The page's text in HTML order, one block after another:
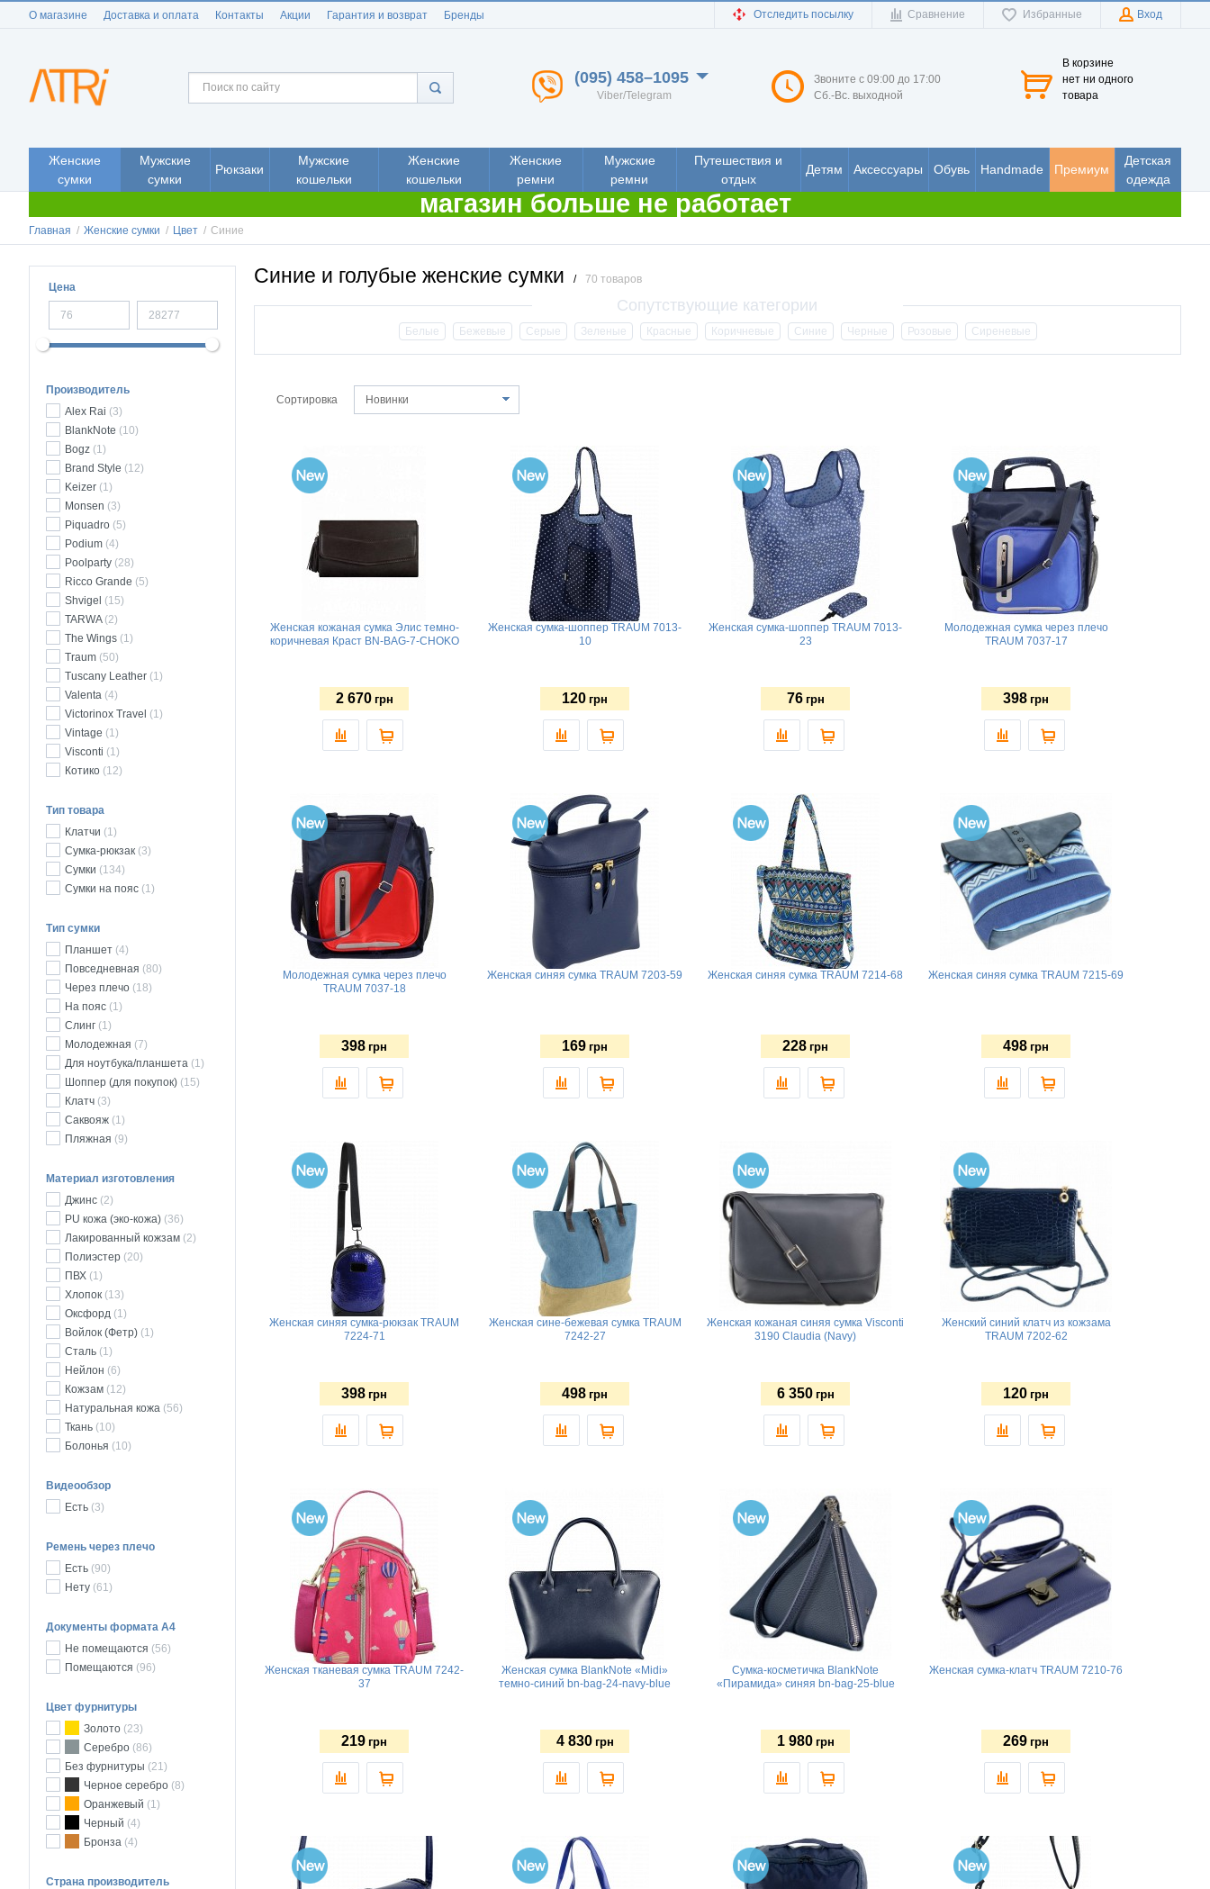
О магазине Доставка и оплата Контакты Акции Гарантия и возврат Бренды Отследить посылку Сравнение Избранные Вход
(095) 458–1095
Viber/Telegram
Звоните с 09:00 до 17:00
Сб.-Вс. выходной
В корзине
нет ни одного
товара
Женские
сумки
Мужские
сумки
Рюкзаки
Мужские
кошельки
Женские
кошельки
Женские
ремни
Мужские
ремни
Путешествия и
отдых
Детям Аксессуары Обувь Handmade Премиум
Детская
одежда
магазин больше не работает
Главная / Женские сумки / Цвет / Синие
Цена
Производитель
Alex Rai (3)
BlankNote (10)
Bogz (1)
Brand Style (12)
Keizer (1)
Monsen (3)
Piquadro (5)
Podium (4)
Poolparty (28)
Ricco Grande (5)
Shvigel (15)
TARWA (2)
The Wings (1)
Traum (50)
Tuscany Leather (1)
Valenta (4)
Victorinox Travel (1)
Vintage (1)
Visconti (1)
Котико (12)
Тип товара
Клатчи (1)
Сумка-рюкзак (3)
Сумки (134)
Сумки на пояс (1)
Тип сумки
Планшет (4)
Повседневная (80)
Через плечо (18)
На пояс (1)
Слинг (1)
Молодежная (7)
Для ноутбука/планшета (1)
Шоппер (для покупок) (15)
Клатч (3)
Саквояж (1)
Пляжная (9)
Материал изготовления
Джинс (2)
PU кожа (эко-кожа) (36)
Лакированный кожзам (2)
Полиэстер (20)
ПВХ (1)
Хлопок (13)
Оксфорд (1)
Войлок (Фетр) (1)
Сталь (1)
Нейлон (6)
Кожзам (12)
Натуральная кожа (56)
Ткань (10)
Болонья (10)
Видеообзор
Есть (3)
Ремень через плечо
Есть (90)
Нету (61)
Документы формата А4
Не помещаются (56)
Помещаются (96)
Цвет фурнитуры
Золото (23)
Серебро (86)
Без фурнитуры (21)
Черное серебро (8)
Оранжевый (1)
Черный (4)
Бронза (4)
Страна производитель
Синие и голубые женские сумки / 70 товаров
Белые Бежевые Серые Зеленые Красные Коричневые Синие Черные Розовые Сиреневые
Сортировка Новинки
Женская кожаная сумка Элис темно-
коричневая Краст BN-BAG-7-CHOKO
2 670 грн
Женская сумка-шоппер TRAUM 7013-
10
120 грн
Женская сумка-шоппер TRAUM 7013-
23
76 грн
Молодежная сумка через плечо
TRAUM 7037-17
398 грн
Молодежная сумка через плечо
TRAUM 7037-18
398 грн
Женская синяя сумка TRAUM 7203-59
169 грн
Женская синяя сумка TRAUM 7214-68
228 грн
Женская синяя сумка TRAUM 7215-69
498 грн
Женская синяя сумка-рюкзак TRAUM
7224-71
398 грн
Женская сине-бежевая сумка TRAUM
7242-27
498 грн
Женская кожаная синяя сумка Visconti
3190 Claudia (Navy)
6 350 грн
Женский синий клатч из кожзама
TRAUM 7202-62
120 грн
Женская тканевая сумка TRAUM 7242-
37
219 грн
Женская сумка BlankNote «Midi»
темно-синий bn-bag-24-navy-blue
4 830 грн
Сумка-косметичка BlankNote
«Пирамида» синяя bn-bag-25-blue
1 980 грн
Женская сумка-клатч TRAUM 7210-76
269 грн